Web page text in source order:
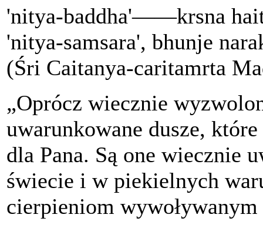
'nitya-baddha'——krsna
'nitya-samsara', bhunje
(Śri Caitanya-caritamrta
„Oprócz wiecznie
uwarunkowane dusze,
dla Pana. Są one wiecznie
świecie i w piekielnych
cierpieniom